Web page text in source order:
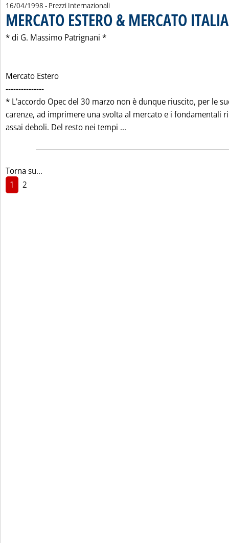
16/04/1998 - Prezzi Internazionali
MERCATO ESTERO & MERCATO ITALIA
* di G. Massimo Patrignani *
Mercato Estero
---------------
* L'accordo Opec del 30 marzo non è dunque riuscito, per le
carenze, ad imprimere una svolta al mercato e i fondamentali
assai deboli. Del resto nei tempi ...
Torna su...
1
2